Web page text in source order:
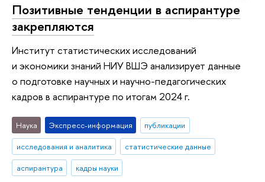
Позитивные тенденции в аспирантуре
закрепляются
Институт статистических исследований
и экономики знаний НИУ ВШЭ анализирует данные
о подготовке научных и научно-педагогических
кадров в аспирантуре по итогам 2024 г.
Наука Экспресс-информация
публикации
исследования и аналитика
статистические данные
аспирантура
кадры науки